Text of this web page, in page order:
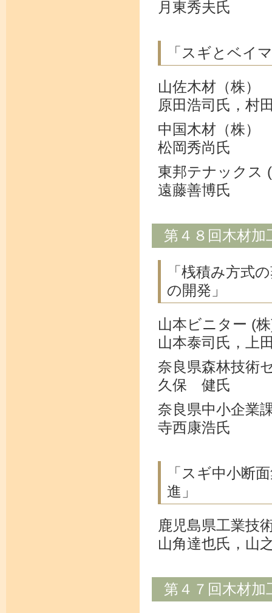
月東秀夫氏
「スギとベイ
山佐木材（株）
原田浩司氏，村
中国木材（株）
松岡秀尚氏
東邦テナックス
遠藤善博氏
第４８回木材加
「桟積み方式
の開発」
山本ビニター (
山本泰司氏，上
奈良県森林技術
久保 健氏
奈良県中小企業
寺西康浩氏
「スギ中小断
進」
鹿児島県工業技
山角達也氏，山
第４７回木材加